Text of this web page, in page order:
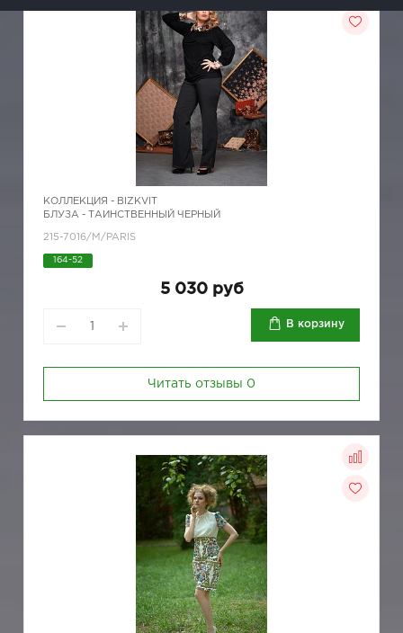
КОЛЛЕКЦИЯ - BIZKVIT
БЛУЗА - ТАИНСТВЕННЫЙ ЧЕРНЫЙ
215-7016/M/PARIS
164-52
5 030 руб
В корзину
Читать отзывы 0